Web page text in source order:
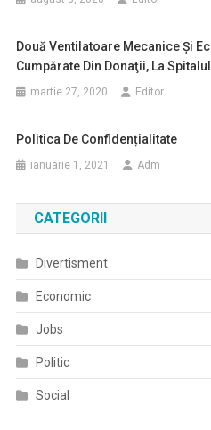
Două Ventilatoare Mecanice Şi
Cumpărate Din Donaţii, La
martie 27, 2020 Editor
Politica De Confidențialitate
ianuarie 1, 2021 Adm
CATEGORII
Divertisment
Economic
Jobs
Politic
Social